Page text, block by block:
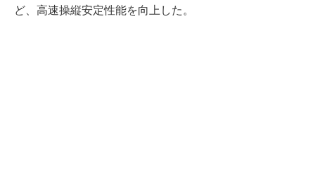
ど、高速操縦安定性能を向上した。